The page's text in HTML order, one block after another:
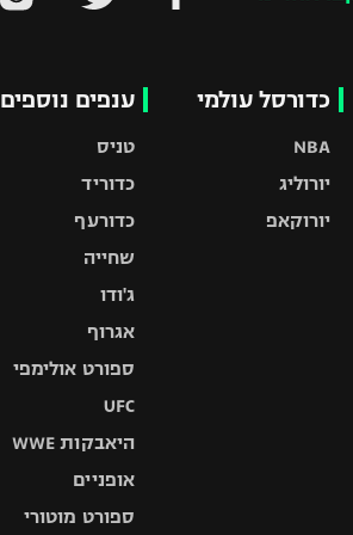
כדורסל עולמי
NBA
יורוליג
יורוקאפ
ענפים נוספים
טניס
כדוריד
כדורעף
שחייה
ג'ודו
אגרוף
ספורט אולימפי
UFC
היאבקות WWE
אופניים
ספורט מוטורי